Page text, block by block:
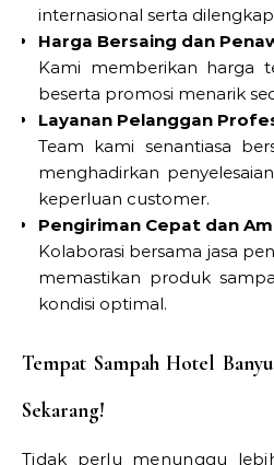
internasional serta
Harga Bersaing dan
Kami memberikan harga
beserta promosi menarik
Layanan Pelanggan
Team kami senantiasa
menghadirkan
keperluan customer.
Pengiriman Cepat dan
Kolaborasi bersama jasa
memastikan produk
kondisi optimal.
Tempat Sampah Hotel
Sekarang!
Tidak perlu menunggu